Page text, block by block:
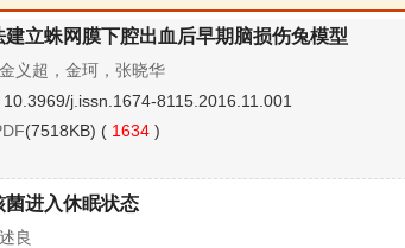
立蛛网膜下腔出血后早期脑损伤兔模型
义超，金珂，张晓华
10.3969/j.issn.1674-8115.2016.11.001
(7518KB) ( 1634 )
进入休眠状态
良